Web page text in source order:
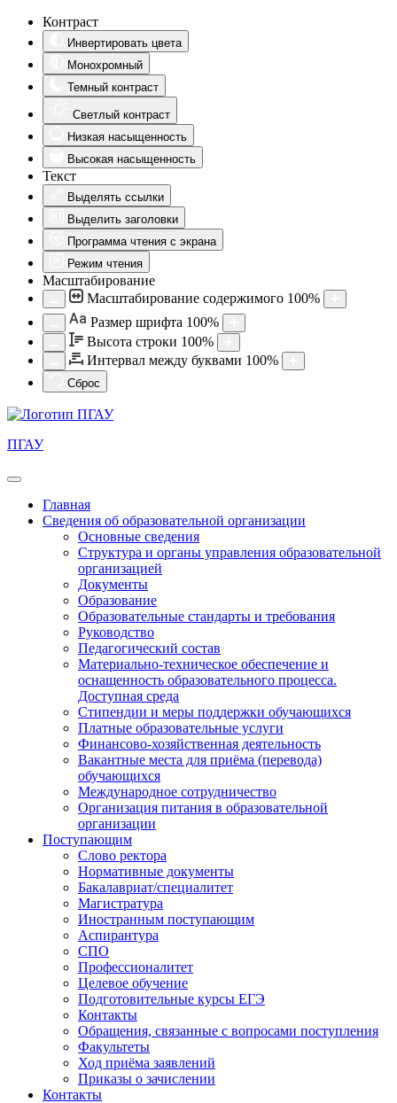
Контраст
Инвертировать цвета
Монохромный
Темный контраст
Светлый контраст
Низкая насыщенность
Высокая насыщенность
Текст
Выделять ссылки
Выделить заголовки
Программа чтения с экрана
Режим чтения
Масштабирование
Масштабирование содержимого 100%
Aa Размер шрифта 100%
Высота строки 100%
Интервал между буквами 100%
Сброс
ПГАУ
Главная
Сведения об образовательной организации
Основные сведения
Структура и органы управления образовательной
организацией
Документы
Образование
Образовательные стандарты и требования
Руководство
Педагогический состав
Материально-техническое обеспечение и
оснащенность образовательного процесса.
Доступная среда
Стипендии и меры поддержки обучающихся
Платные образовательные услуги
Финансово-хозяйственная деятельность
Вакантные места для приёма (перевода)
обучающихся
Международное сотрудничество
Организация питания в образовательной
организации
Поступающим
Слово ректора
Нормативные документы
Бакалавриат/специалитет
Магистратура
Иностранным поступающим
Аспирантура
СПО
Профессионалитет
Целевое обучение
Подготовительные курсы ЕГЭ
Контакты
Обращения, связанные с вопросами поступления
Факультеты
Ход приёма заявлений
Приказы о зачислении
Контакты